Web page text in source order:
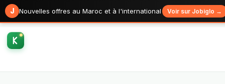
J Nouvelles offres au Maroc et à l'international Voir sur Jobiglo →